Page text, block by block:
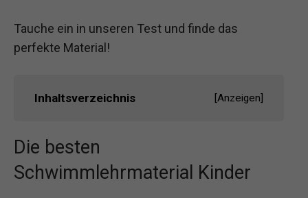
Tauche ein in unseren Test und finde das
perfekte Material!
Inhaltsverzeichnis [Anzeigen]
Die besten
Schwimmlehrmaterial Kinder